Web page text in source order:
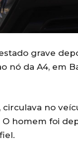
grave
nó da A4, em
no
homem foi